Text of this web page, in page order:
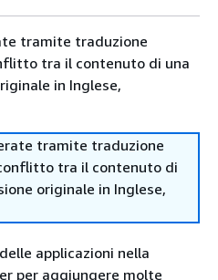
tramite traduzione
tra il contenuto di una
in Inglese,
tramite traduzione
tra il contenuto di
originale in Inglese,
applicazioni nella
per aggiungere molte